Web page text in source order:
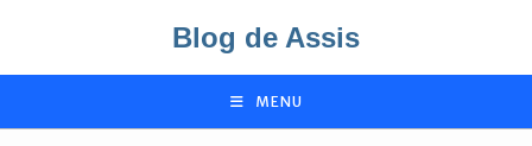
o
Blog de Assis
MENU